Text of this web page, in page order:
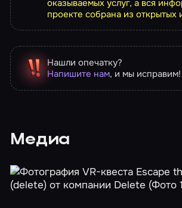
оказываемых услуг, а вся
проекте собрана из открытых
Нашли опечатку?
Напишите нам, и мы исправим!
Медиа